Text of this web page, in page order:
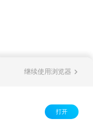
继续使用浏览器
打开